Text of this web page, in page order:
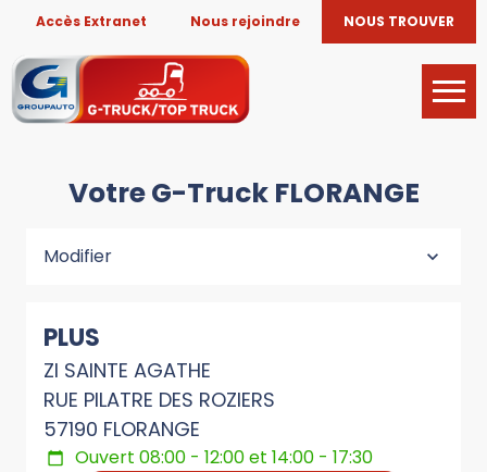
Accès Extranet Nous rejoindre NOUS TROUVER
Votre G-Truck FLORANGE
Modifier
PLUS
ZI SAINTE AGATHE
RUE PILATRE DES ROZIERS
57190 FLORANGE
Ouvert 08:00 - 12:00 et 14:00 - 17:30